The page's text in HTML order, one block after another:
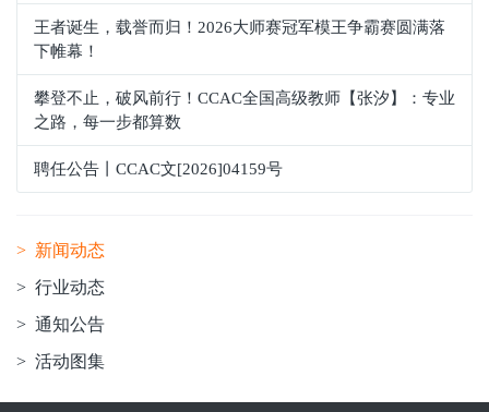
王者诞生，载誉而归！2026大师赛冠军模王争霸赛圆满落
下帷幕！
攀登不止，破风前行！CCAC全国高级教师【张汐】：专业
之路，每一步都算数
聘任公告丨CCAC文[2026]04159号
> 新闻动态
> 行业动态
> 通知公告
> 活动图集